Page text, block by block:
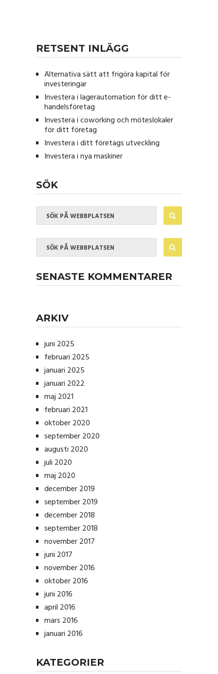
RETSENT INLÄGG
Alternativa sätt att frigöra kapital för
investeringar
Investera i lagerautomation för ditt e-
handelsföretag
Investera i coworking och möteslokaler
för ditt företag
Investera i ditt företags utveckling
Investera i nya maskiner
SÖK
SENASTE KOMMENTARER
ARKIV
juni 2025
februari 2025
januari 2025
januari 2022
maj 2021
februari 2021
oktober 2020
september 2020
augusti 2020
juli 2020
maj 2020
december 2019
september 2019
december 2018
september 2018
november 2017
juni 2017
november 2016
oktober 2016
juni 2016
april 2016
mars 2016
januari 2016
KATEGORIER